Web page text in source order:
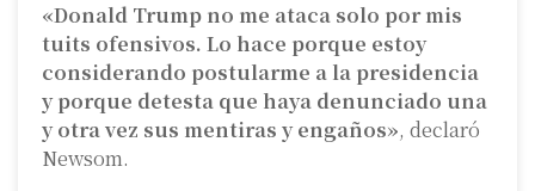
«Donald Trump no me ataca solo por mis
tuits ofensivos. Lo hace porque estoy
considerando postularme a la presidencia
y porque detesta que haya denunciado una
y otra vez sus mentiras y engaños», declaró
Newsom.